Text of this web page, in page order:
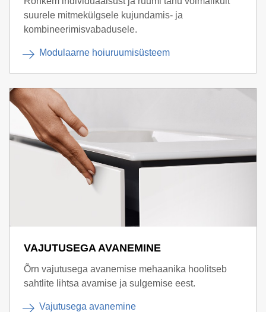
suurele mitmekülgsele kujundamis- ja
kombineerimisvabadusele.
Modulaarne hoiuruumisüsteem
VAJUTUSEGA AVANEMINE
Õrn vajutusega avanemise mehaanika hoolitseb
sahtlite lihtsa avamise ja sulgemise eest.
Vajutusega avanemine